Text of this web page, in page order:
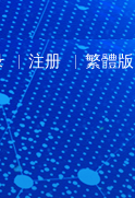
注册 繁體版